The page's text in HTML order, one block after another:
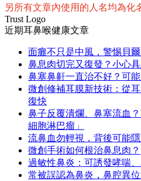
另所有文章內使用的人名均為化
Trust Logo
近期耳鼻喉健康文章
面癱不只是中風，警惕貝
鼻息肉切完又復發？小心
鼻塞鼻鼾一直治不好？可能
微創修補耳膜新技術：從
復快
鼻子反覆潰爛、鼻塞流血
細胞淋巴瘤」
流鼻血勿輕視，背後可能
微創手術如何根治鼻息肉？
過敏性鼻炎：可誘發哮喘
常被誤認為鼻炎，鼻腔異